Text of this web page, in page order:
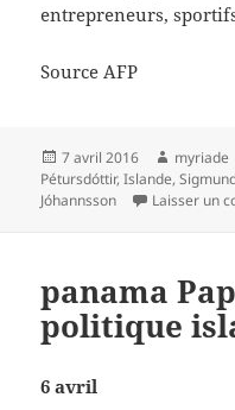
entrepreneurs,
Source AFP
Publié
le
7 avril 2016 Auteur
myriade
Pétursdóttir,Islande,
Jóhannsson
Laisser un
panama
politique
6 avril